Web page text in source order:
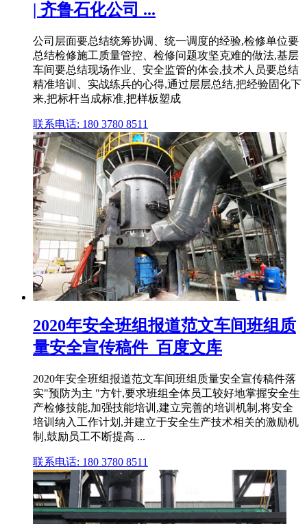
| 齐鲁石化公司 ...
公司层面要总结统筹协调、统一调度的经验,检修单位要
总结检修施工质量管控、检修问题攻坚克难的做法,基层
车间要总结现场作业、安全监管的体会,技术人员要总结
精准培训、实战练兵的心得,通过层层总结,把经验固化下
来,把标杆当成标准,把样板塑成
联系电话: 180 3780 8511
2020年安全班组报道范文车间班组质
量安全宣传稿件_百度文库
2020年安全班组报道范文车间班组质量安全宣传稿件落
实"预防为主 "方针,要求班组全体员工较好地掌握安全生
产检修技能,加强技能培训,建立完善的培训机制,将安全
培训纳入工作计划,并建立于安全生产技术相关的激励机
制,鼓励员工不断提高 ...
联系电话: 180 3780 8511